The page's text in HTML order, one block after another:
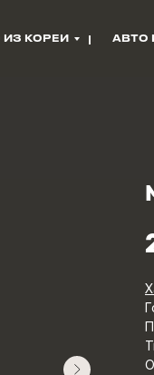
ИЗ КОРЕИ АВТО